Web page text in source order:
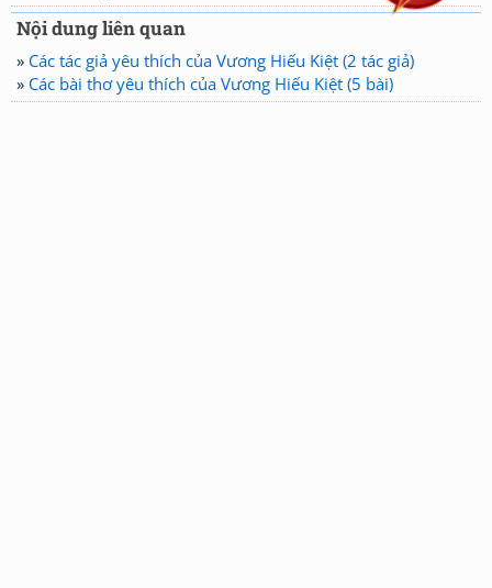
Nội dung liên quan
» Các tác giả yêu thích của Vương Hiếu Kiệt (2 tác giả)
» Các bài thơ yêu thích của Vương Hiếu Kiệt (5 bài)